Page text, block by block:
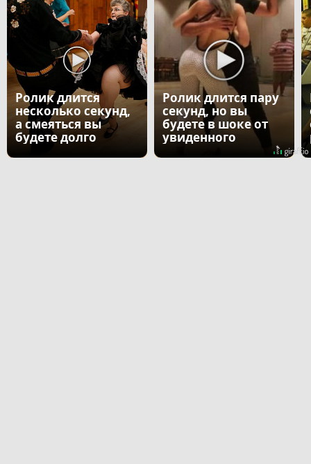
Ролик длится
несколько секунд,
а смеяться вы
будете долго
Ролик длится пару
секунд, но вы
будете в шоке от
увиденного